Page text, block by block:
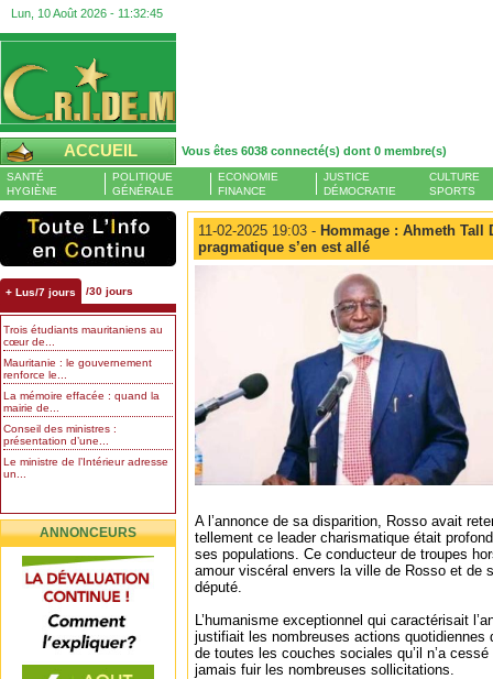
Lun, 10 Août 2026 - 11:32:45
ACCUEIL Vous êtes 6038 connecté(s) dont 0 membre(s)
SANTÉ
HYGIÈNE
POLITIQUE
GÉNÉRALE
ECONOMIE
FINANCE
JUSTICE
DÉMOCRATIE
CULTURE
SPORTS
+ Lus/7 jours /30 jours
Trois étudiants mauritaniens au
cœur de...
Mauritanie : le gouvernement
renforce le...
La mémoire effacée : quand la
mairie de...
Conseil des ministres :
présentation d’une...
Le ministre de l’Intérieur adresse
un...
ANNONCEURS
11-02-2025 19:03 - Hommage : Ahmeth Tall
pragmatique s’en est allé
A l’annonce de sa disparition, Rosso avait
tellement ce leader charismatique était
ses populations. Ce conducteur de troupes
amour viscéral envers la ville de Rosso et de
député.
L’humanisme exceptionnel qui caractérisait
justifiait les nombreuses actions quotidiennes
de toutes les couches sociales qu’il n’a
jamais fuir les nombreuses sollicitations.